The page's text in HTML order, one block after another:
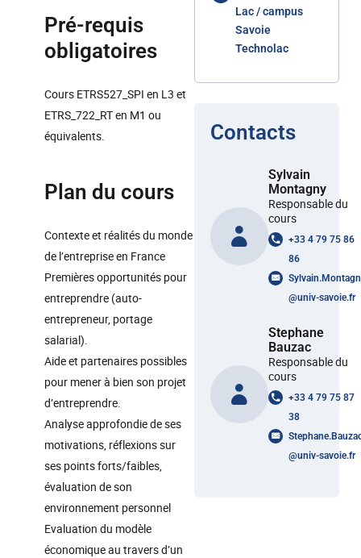
Pré-requis
obligatoires
Cours ETRS527_SPI en L3 et
ETRS_722_RT en M1 ou
équivalents.
Plan du cours
Contexte et réalités du monde
de l’entreprise en France
Premières opportunités pour
entreprendre (auto-
entrepreneur, portage
salarial).
Aide et partenaires possibles
pour mener à bien son projet
d’entreprendre.
Analyse approfondie de ses
motivations, réflexions sur
ses points forts/faibles,
évaluation de son
environnement personnel
Evaluation du modèle
économique au travers d’un
Lac / campus
Savoie
Technolac
Contacts
Sylvain
Montagny
Responsable du
cours
+33 4 79 75 86
86
@univ-savoie.fr
Stephane
Bauzac
Responsable du
cours
+33 4 79 75 87
38
@univ-savoie.fr